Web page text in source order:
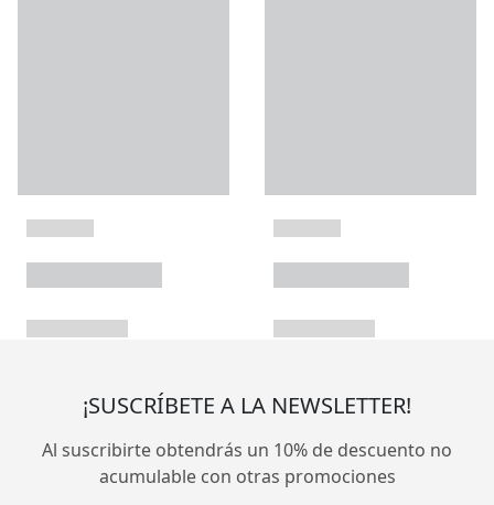
¡SUSCRÍBETE A LA NEWSLETTER!
Al suscribirte obtendrás un 10% de descuento no
acumulable con otras promociones